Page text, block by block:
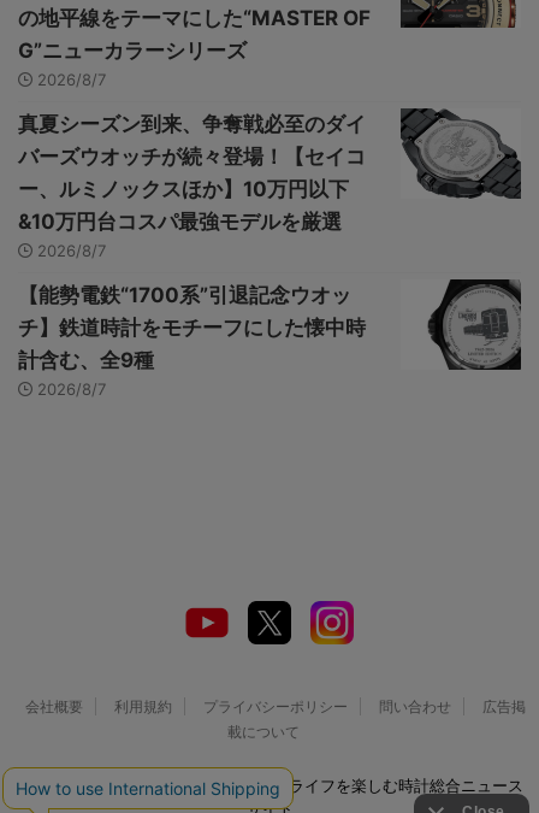
の地平線をテーマにした“MASTER OF
G”ニューカラーシリーズ
2026/8/7
真夏シーズン到来、争奪戦必至のダイ
バーズウオッチが続々登場！【セイコ
ー、ルミノックスほか】10万円以下
&10万円台コスパ最強モデルを厳選
2026/8/7
【能勢電鉄“1700系”引退記念ウオッ
チ】鉄道時計をモチーフにした懐中時
計含む、全9種
2026/8/7
会社概要 利用規約 プライバシーポリシー 問い合わせ
広告掲
載について
© 2026 Watch LIFE NEWS｜ウオッチライフを楽しむ時計総合ニュース
サイト